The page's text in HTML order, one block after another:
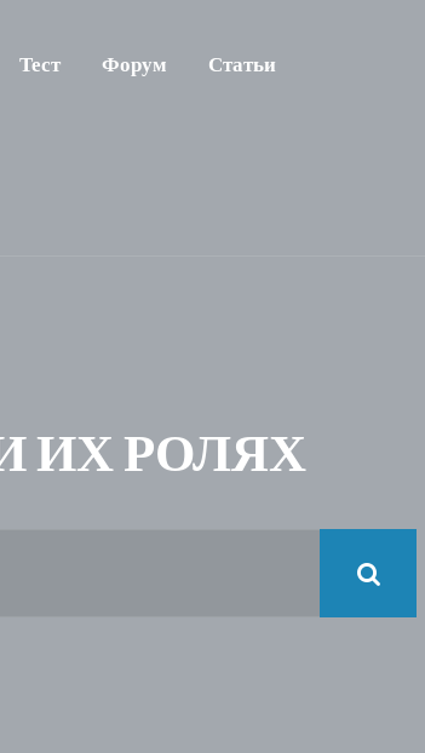
Тест Форум Статьи
ИХ РОЛЯХ